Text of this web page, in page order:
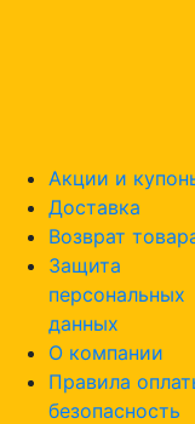
Акции и
Доставка
Возврат
Защита
персональных
данных
О компании
Правила
безопасность